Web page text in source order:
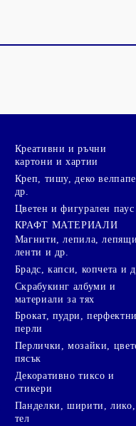
Креативни и ръчни
картони и хартии
Креп, тишу, деко
др.
Цветен и фигурален паус
КРАФТ МАТЕРИАЛИ
Магнити, лепила, лепящи
ленти и др.
Брадс, капси, копчета и
Скрабукинг албуми и
материали за тях
Брокат, пудри, перфектни
перли
Перлички, мозайки,
пясък
Декоративно тиксо и
стикери
Панделки, ширити, лико,
тел